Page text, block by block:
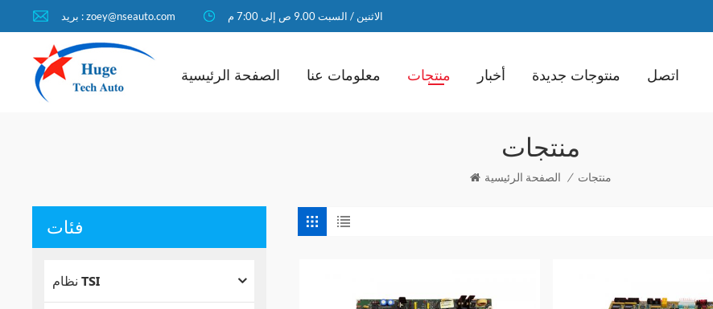
بريد : zoey@nseauto.com الاثنين / السبت 9.00 ص إلى 7:00 م
الصفحة الرئيسية معلومات عنا منتجات أخبار منتوجات جديدة اتصل
منتجات
الصفحة الرئيسية / منتجات
فئات
نظام TSI